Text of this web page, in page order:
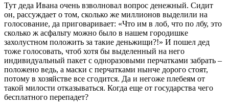
Тут деда Ивана очень взволновал вопрос денежный. Сидит
он, рассуждает о том, сколько же миллионов выделили на
голосование, да приговаривает: «Что им в лоб, что по лбу, это
сколько ж асфальту можно было в нашем городишке
захолустном положить за такие деньжищи?!» И пошел дед
тоже голосовать, чтоб хотя бы выделенный на него
индивидуальный пакет с одноразовыми перчатками забрать –
положено ведь, а маски с перчатками нынче дорого стоят,
потому в хозяйстве все сгодится. Да и негоже плебеям от
такой милости отказываться. Когда еще от государства чего
бесплатного перепадет?